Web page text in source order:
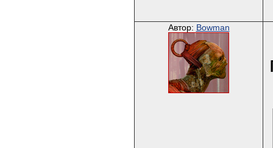
Автор: Bowman